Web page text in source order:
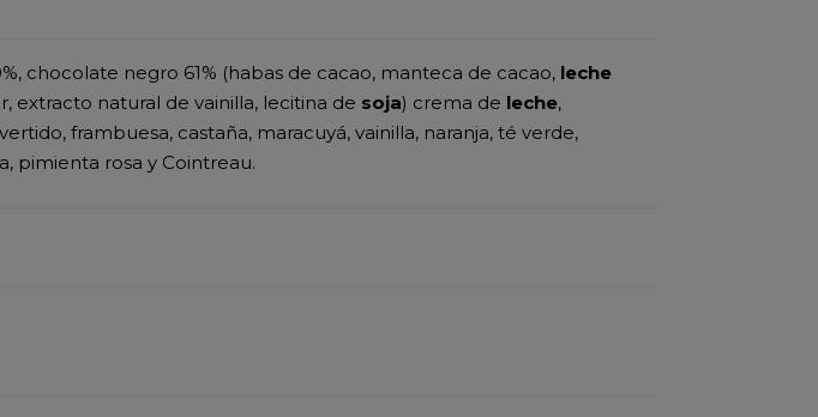
chocolate negro 61% (habas de cacao, manteca de cacao, leche
extracto natural de vainilla, lecitina de soja) crema de leche,
frambuesa, castaña, maracuyá, vainilla, naranja, té verde,
pimienta rosa y Cointreau.